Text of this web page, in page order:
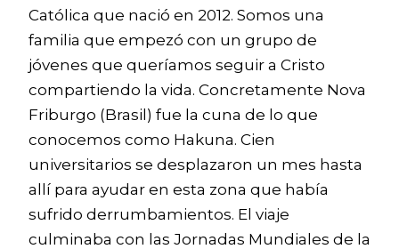
Católica que nació en 2012. Somos una
familia que empezó con un grupo de
jóvenes que queríamos seguir a Cristo
compartiendo la vida. Concretamente Nova
Friburgo (Brasil) fue la cuna de lo que
conocemos como Hakuna. Cien
universitarios se desplazaron un mes hasta
allí para ayudar en esta zona que había
sufrido derrumbamientos. El viaje
culminaba con las Jornadas Mundiales de la